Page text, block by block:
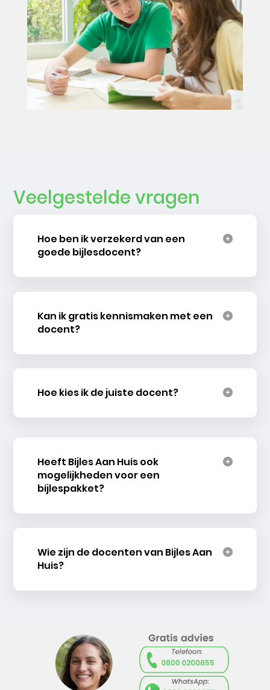
Veelgestelde vragen
Hoe ben ik verzekerd van een
goede bijlesdocent?
Kan ik gratis kennismaken met een
docent?
Hoe kies ik de juiste docent?
Heeft Bijles Aan Huis ook
mogelijkheden voor een
bijlespakket?
Wie zijn de docenten van Bijles Aan
Huis?